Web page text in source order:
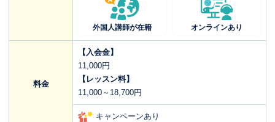
外国人講師が在籍 オンラインあり
料金
【入会金】
11,000円
【レッスン料】
11,000～18,700円
キャンペーンあり